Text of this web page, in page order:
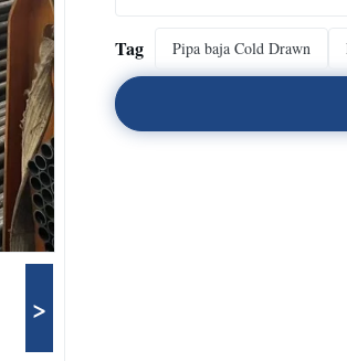
>
Tag Pipa baja Cold Drawn